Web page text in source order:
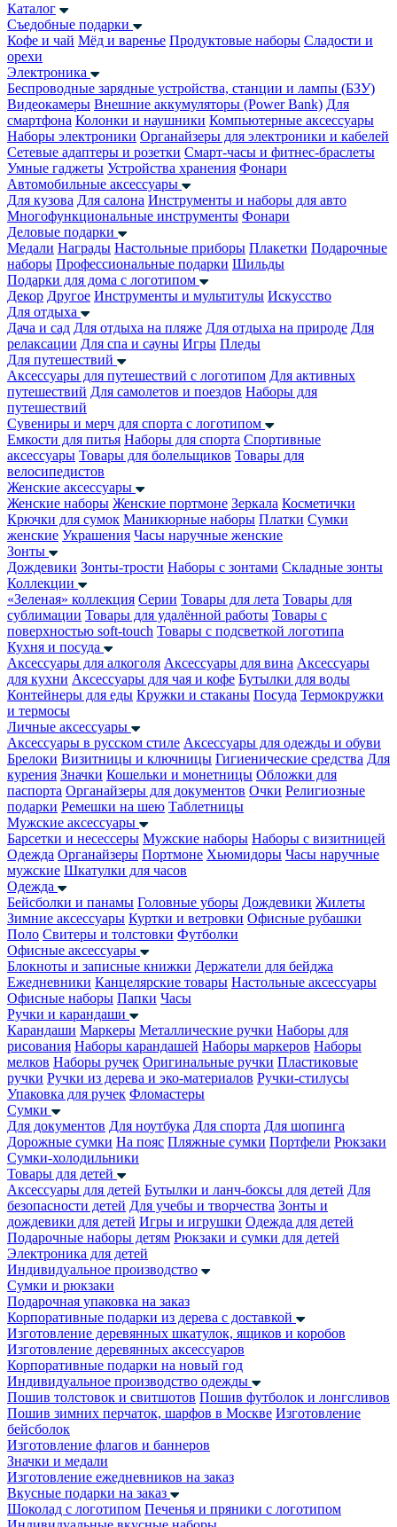
Каталог
Съедобные подарки
Кофе и чай Мёд и варенье Продуктовые наборы Сладости и
орехи
Электроника
Беспроводные зарядные устройства, станции и лампы (БЗУ)
Видеокамеры Внешние аккумуляторы (Power Bank) Для
смартфона Колонки и наушники Компьютерные аксессуары
Наборы электроники Органайзеры для электроники и кабелей
Сетевые адаптеры и розетки Смарт-часы и фитнес-браслеты
Умные гаджеты Устройства хранения Фонари
Автомобильные аксессуары
Для кузова Для салона Инструменты и наборы для авто
Многофункциональные инструменты Фонари
Деловые подарки
Медали Награды Настольные приборы Плакетки Подарочные
наборы Профессиональные подарки Шильды
Подарки для дома с логотипом
Декор Другое Инструменты и мультитулы Искусство
Для отдыха
Дача и сад Для отдыха на пляже Для отдыха на природе Для
релаксации Для спа и сауны Игры Пледы
Для путешествий
Аксессуары для путешествий с логотипом Для активных
путешествий Для самолетов и поездов Наборы для
путешествий
Сувениры и мерч для спорта с логотипом
Емкости для питья Наборы для спорта Спортивные
аксессуары Товары для болельщиков Товары для
велосипедистов
Женские аксессуары
Женские наборы Женские портмоне Зеркала Косметички
Крючки для сумок Маникюрные наборы Платки Сумки
женские Украшения Часы наручные женские
Зонты
Дождевики Зонты-трости Наборы с зонтами Складные зонты
Коллекции
«Зеленая» коллекция Серии Товары для лета Товары для
сублимации Товары для удалённой работы Товары с
поверхностью soft-touch Товары с подсветкой логотипа
Кухня и посуда
Аксессуары для алкоголя Аксессуары для вина Аксессуары
для кухни Аксессуары для чая и кофе Бутылки для воды
Контейнеры для еды Кружки и стаканы Посуда Термокружки
и термосы
Личные аксессуары
Аксессуары в русском стиле Аксессуары для одежды и обуви
Брелоки Визитницы и ключницы Гигиенические средства Для
курения Значки Кошельки и монетницы Обложки для
паспорта Органайзеры для документов Очки Религиозные
подарки Ремешки на шею Таблетницы
Мужские аксессуары
Барсетки и несессеры Мужские наборы Наборы с визитницей
Одежда Органайзеры Портмоне Хьюмидоры Часы наручные
мужские Шкатулки для часов
Одежда
Бейсболки и панамы Головные уборы Дождевики Жилеты
Зимние аксессуары Куртки и ветровки Офисные рубашки
Поло Свитеры и толстовки Футболки
Офисные аксессуары
Блокноты и записные книжки Держатели для бейджа
Ежедневники Канцелярские товары Настольные аксессуары
Офисные наборы Папки Часы
Ручки и карандаши
Карандаши Маркеры Металлические ручки Наборы для
рисования Наборы карандашей Наборы маркеров Наборы
мелков Наборы ручек Оригинальные ручки Пластиковые
ручки Ручки из дерева и эко-материалов Ручки-стилусы
Упаковка для ручек Фломастеры
Сумки
Для документов Для ноутбука Для спорта Для шопинга
Дорожные сумки На пояс Пляжные сумки Портфели Рюкзаки
Сумки-холодильники
Товары для детей
Аксессуары для детей Бутылки и ланч-боксы для детей Для
безопасности детей Для учебы и творчества Зонты и
дождевики для детей Игры и игрушки Одежда для детей
Подарочные наборы детям Рюкзаки и сумки для детей
Электроника для детей
Индивидуальное производство
Сумки и рюкзаки
Подарочная упаковка на заказ
Корпоративные подарки из дерева с доставкой
Изготовление деревянных шкатулок, ящиков и коробов
Изготовление деревянных аксессуаров
Корпоративные подарки на новый год
Индивидуальное производство одежды
Пошив толстовок и свитшотов Пошив футболок и лонгсливов
Пошив зимних перчаток, шарфов в Москве Изготовление
бейсболок
Изготовление флагов и баннеров
Значки и медали
Изготовление ежедневников на заказ
Вкусные подарки на заказ
Шоколад с логотипом Печенья и пряники с логотипом